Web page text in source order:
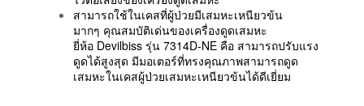
สามารถใช้ในเคสที่ผู้ป่วยมีเสมหะเหนียวข้น
มากๆ คุณสมบัติเด่นของเครื่องดูดเสมหะ
ยี่ห้อ Devilbiss รุ่น 7314D-NE คือ สามารถปรับแรง
ดูดได้สูงสุด มีมอเตอร์ที่ทรงคุณภาพสามารถดูด
เสมหะในเคสผู้ป่วยเสมหะเหนียวข้นได้ดีเยี่ยม